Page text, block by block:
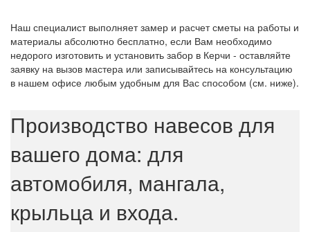
Наш специалист выполняет замер и расчет сметы на работы и
материалы абсолютно бесплатно, если Вам необходимо
недорого изготовить и установить забор в Керчи - оставляйте
заявку на вызов мастера или записывайтесь на консультацию
в нашем офисе любым удобным для Вас способом (см. ниже).
Производство навесов для
вашего дома: для
автомобиля, мангала,
крыльца и входа.